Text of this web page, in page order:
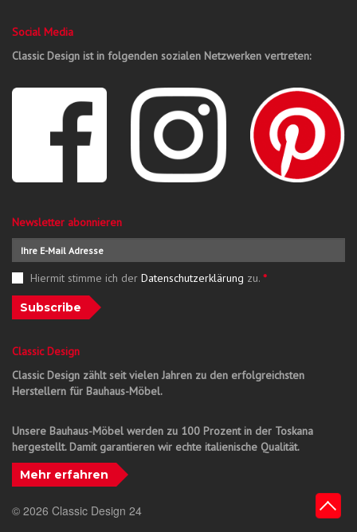
Social Media
Classic Design ist in folgenden sozialen Netzwerken vertreten:
Newsletter abonnieren
Hiermit stimme ich der Datenschutzerklärung zu. *
Subscribe
Classic Design
Classic Design zählt seit vielen Jahren zu den erfolgreichsten
Herstellern für Bauhaus-Möbel.
Unsere Bauhaus-Möbel werden zu 100 Prozent in der Toskana
hergestellt. Damit garantieren wir echte italienische Qualität.
Mehr erfahren
© 2026 Classic Design 24